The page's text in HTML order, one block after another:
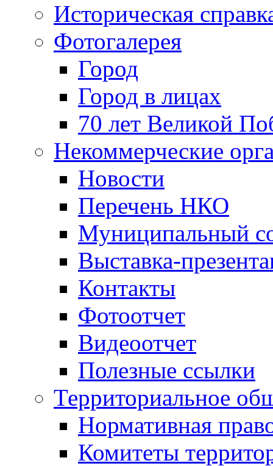
Историческая
Фотогалерея
Город
Город в лицах
70 лет Великой
Некоммерческие
Новости
Перечень НКО
Муниципальный
Выставка-
Контакты
Фотоотчет
Видеоотчет
Полезные ссылки
Территориальное
Нормативная
Комитеты